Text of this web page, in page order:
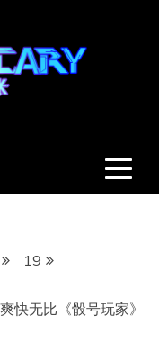
19
快无比《骰号玩家》